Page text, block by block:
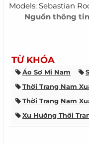
Models: Sebastian
Nguồn thông
TỪ KHÓA
Áo Sơ Mi Nam
Thời Trang Nam
Thời Trang Nam
Xu Hướng Thời
Xu Hướng Thời